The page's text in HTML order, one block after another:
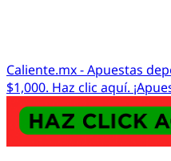
Caliente.mx - Apuestas
$1,000. Haz clic aquí.